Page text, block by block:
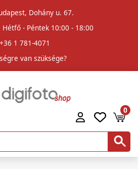
Dohány u. 67.
- Péntek 10:00 - 18:00
+36 1 781-4071
van szüksége?
0